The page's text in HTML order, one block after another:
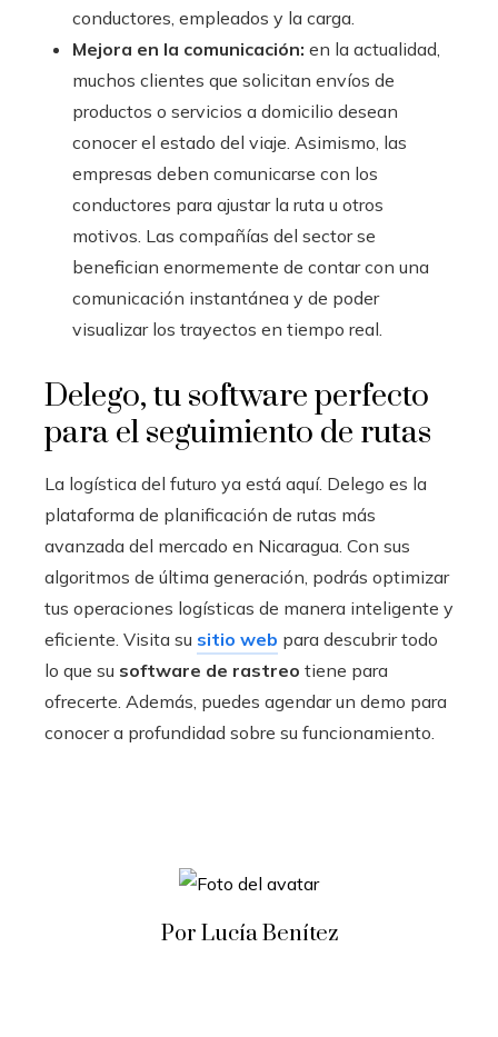
conductores, empleados y la carga.
Mejora en la comunicación: en la actualidad,
muchos clientes que solicitan envíos de
productos o servicios a domicilio desean
conocer el estado del viaje. Asimismo, las
empresas deben comunicarse con los
conductores para ajustar la ruta u otros
motivos. Las compañías del sector se
benefician enormemente de contar con una
comunicación instantánea y de poder
visualizar los trayectos en tiempo real.
Delego, tu software perfecto
para el seguimiento de rutas
La logística del futuro ya está aquí. Delego es la
plataforma de planificación de rutas más
avanzada del mercado en Nicaragua. Con sus
algoritmos de última generación, podrás optimizar
tus operaciones logísticas de manera inteligente y
eficiente. Visita su sitio web para descubrir todo
lo que su software de rastreo tiene para
ofrecerte. Además, puedes agendar un demo para
conocer a profundidad sobre su funcionamiento.
Por Lucía Benítez